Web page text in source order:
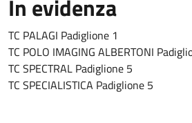
In evidenza
TC PALAGI Padiglione 1
TC POLO IMAGING ALBERTONI
TC SPECTRAL Padiglione 5
TC SPECIALISTICA Padiglione 5